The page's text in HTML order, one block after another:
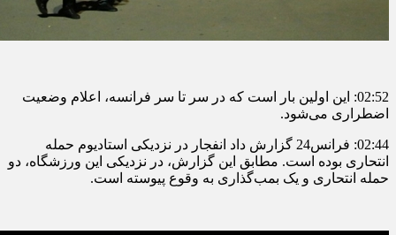
02:52: این اولین بار است که در سر تا سر فرانسه، اعلام وضعیت
اضطراری می‌شود.
02:44: فرانس‌24 گزارش داد انفجار در نزدیکی استادیوم حمله
انتحاری بوده است. مطابق این گزارش، در نزدیکی این ورزشگاه، دو
حمله انتحاری و یک بمب‌گذاری به وقوع پیوسته است.